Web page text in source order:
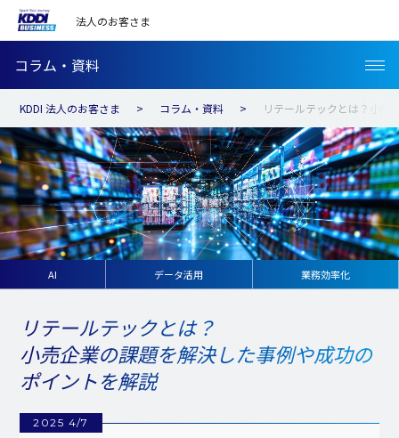
法人のお客さま
コラム・資料
KDDI 法人のお客さま コラム・資料 リテールテックとは？小売
AI データ活用 業務効率化
リテールテックとは？
小売企業の課題を解決した事例や成功の
ポイントを解説
2025 4/7